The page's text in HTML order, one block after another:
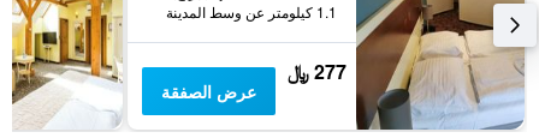
متوسط
سعر
غرفة
1.1 كيلومتر عن وسط المدينة
277 ﷼
عرض الصفقة